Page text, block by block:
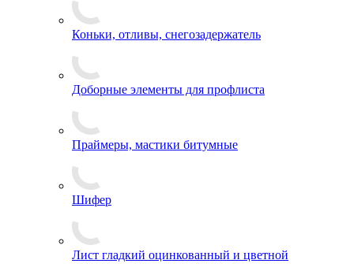
Коньки, отливы, снегозадержатель
Доборные элементы для профлиста
Праймеры, мастики битумные
Шифер
Лист гладкий оцинкованный и цветной